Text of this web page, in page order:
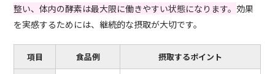
整い、体内の酵素は最大限に働きやすい状態になります。 効果
を実感するためには、継続的な摂取が大切です。
項目 食品例 摂取するポイント